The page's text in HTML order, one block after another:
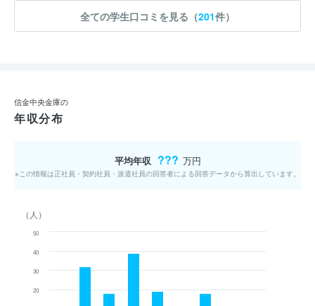
全ての学生口コミを見る（201件）
信金中央金庫の
年収分布
平均年収 ??? 万円
※この情報は正社員・契約社員・派遣社員の回答者による回答データから算出しています。
（人）
20
30
40
50